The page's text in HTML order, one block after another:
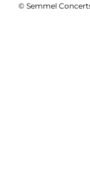
© Semmel